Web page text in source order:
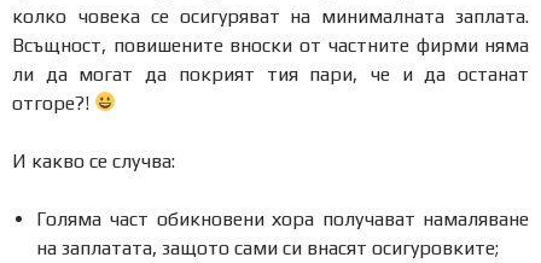
колко човека се осигуряват на минималната заплата.
Всъщност, повишените вноски от частните фирми няма
ли да могат да покрият тия пари, че и да останат
отгоре?!
И какво се случва:
Голяма част обикновени хора получават намаляване
на заплатата, защото сами си внасят осигуровките;